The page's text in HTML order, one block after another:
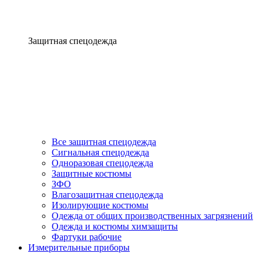
Защитная спецодежда
Все защитная спецодежда
Сигнальная спецодежда
Одноразовая спецодежда
Защитные костюмы
ЗФО
Влагозащитная спецодежда
Изолирующие костюмы
Одежда от общих производственных загрязнений
Одежда и костюмы химзащиты
Фартуки рабочие
Измерительные приборы